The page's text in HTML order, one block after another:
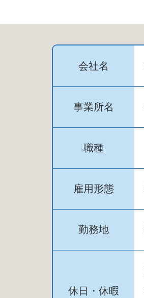
会社名
事業所名
職種
雇用形態
勤務地
休日・休暇